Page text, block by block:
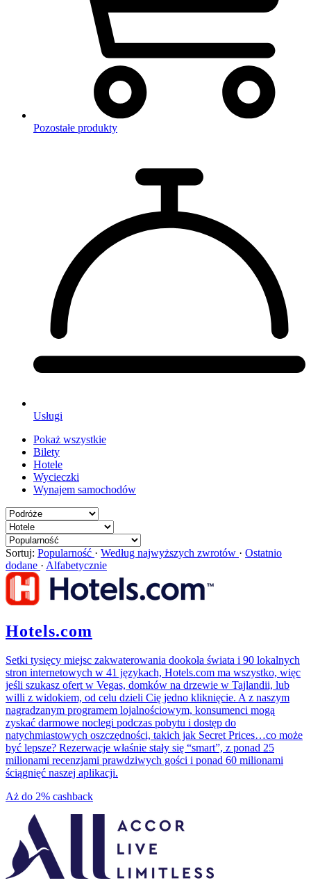
Pozostałe produkty
Usługi
Pokaż wszystkie
Bilety
Hotele
Wycieczki
Wynajem samochodów
Sortuj: Popularność · Według najwyższych zwrotów · Ostatnio
dodane · Alfabetycznie
Hotels.com
Setki tysięcy miejsc zakwaterowania dookoła świata i 90 lokalnych
stron internetowych w 41 językach, Hotels.com ma wszystko, więc
jeśli szukasz ofert w Vegas, domków na drzewie w Tajlandii, lub
willi z widokiem, od celu dzieli Cię jedno kliknięcie. A z naszym
nagradzanym programem lojalnościowym, konsumenci mogą
zyskać darmowe noclegi podczas pobytu i dostęp do
natychmiastowych oszczędności, takich jak Secret Prices…co może
być lepsze? Rezerwacje właśnie stały się “smart”, z ponad 25
milionami recenzjami prawdziwych gości i ponad 60 milionami
ściągnięć naszej aplikacji.
Aż do 2% cashback